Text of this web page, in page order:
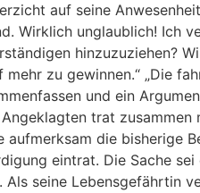
auf seine
Wirklich unglaublich! Ich
hinzuzuziehen?
zu gewinnen.“ „Die
und ein
trat
die bisherige
eintrat. Die Sache
Als seine